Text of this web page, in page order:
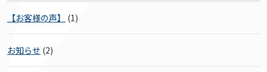
【お客様の声】 (1)
お知らせ (2)